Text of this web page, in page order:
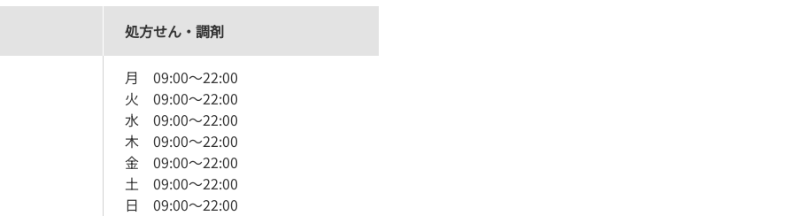
処方せん・調剤
月 09:00～22:00
火 09:00～22:00
水 09:00～22:00
木 09:00～22:00
金 09:00～22:00
土 09:00～22:00
日 09:00～22:00